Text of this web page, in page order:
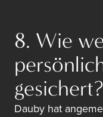
8. Wie
gesichert?
Dauby hat